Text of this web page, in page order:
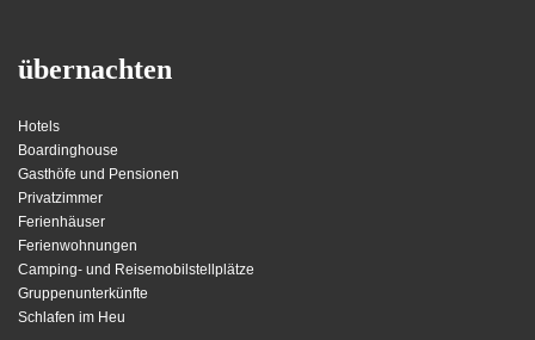
übernachten
Hotels
Boardinghouse
Gasthöfe und Pensionen
Privatzimmer
Ferienhäuser
Ferienwohnungen
Camping- und Reisemobilstellplätze
Gruppenunterkünfte
Schlafen im Heu